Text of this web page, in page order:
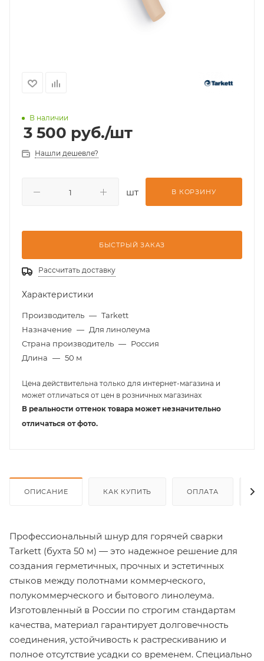
В наличии
3 500 руб./шт
Нашли дешевле?
шт В КОРЗИНУ
БЫСТРЫЙ ЗАКАЗ
Рассчитать доставку
Характеристики
Производитель — Tarkett
Назначение — Для линолеума
Страна производитель — Россия
Длина — 50 м
Цена действительна только для интернет-магазина и
может отличаться от цен в розничных магазинах
В реальности оттенок товара может незначительно
отличаться от фото.
ОПИСАНИЕ КАК КУПИТЬ ОПЛАТА
Профессиональный шнур для горячей сварки
Tarkett (бухта 50 м) — это надежное решение для
создания герметичных, прочных и эстетичных
стыков между полотнами коммерческого,
полукоммерческого и бытового линолеума.
Изготовленный в России по строгим стандартам
качества, материал гарантирует долговечность
соединения, устойчивость к растрескиванию и
полное отсутствие усадки со временем. Специально